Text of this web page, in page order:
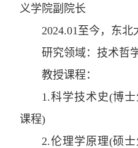
义学院副院长
2024.01 至今 ， 东北
研究领域：技术哲
教授课程：
1.科学技术史(博
课程)
2.伦理学原理(硕